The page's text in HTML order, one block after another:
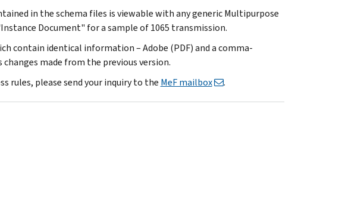
in the schema files is viewable with any generic Multipurpose
Document" for a sample of 1065 transmission.
contain identical information – Adobe (PDF) and a comma-
made from the previous version.
rules, please send your inquiry to the MeF mailbox .